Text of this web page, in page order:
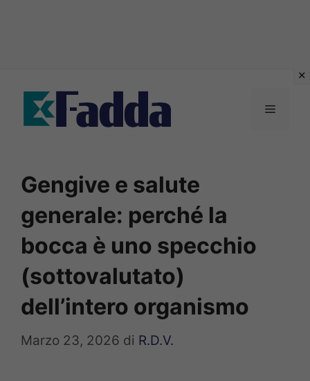
contenuto
Menu
Gengive e salute
generale: perché la
bocca è uno specchio
(sottovalutato)
dell’intero organismo
Marzo 23, 2026 di R.D.V.